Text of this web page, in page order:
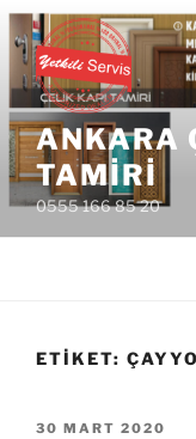
İçeriğe
geç
ANKARA
TAMIRI
0555 166 85 20
ETIKET:
YAYIM
30 MART 2020